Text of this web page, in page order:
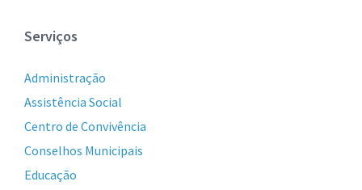
Serviços
Administração
Assistência Social
Centro de Convivência
Conselhos Municipais
Educação